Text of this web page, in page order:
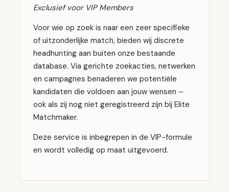
Exclusief voor VIP Members
Voor wie op zoek is naar een zeer specifieke
of uitzonderlijke match, bieden wij discrete
headhunting aan buiten onze bestaande
database. Via gerichte zoekacties, netwerken
en campagnes benaderen we potentiële
kandidaten die voldoen aan jouw wensen –
ook als zij nog niet geregistreerd zijn bij Elite
Matchmaker.
Deze service is inbegrepen in de VIP-formule
en wordt volledig op maat uitgevoerd.